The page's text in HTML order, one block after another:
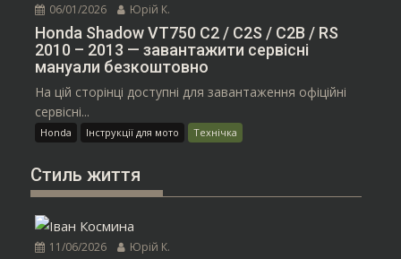
06/01/2026 Юрій К.
Honda Shadow VT750 C2 / C2S / C2B / RS
2010 – 2013 — завантажити сервісні
мануали безкоштовно
На цій сторінці доступні для завантаження офіційні
сервісні...
Honda Інструкції для мото Технічка
Стиль життя
11/06/2026 Юрій К.